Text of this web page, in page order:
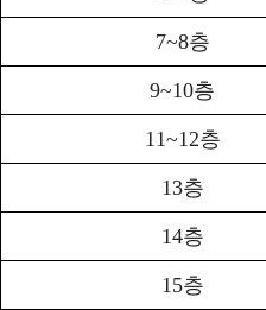
7~8층
9~10층
11~12층
13층
14층
15층